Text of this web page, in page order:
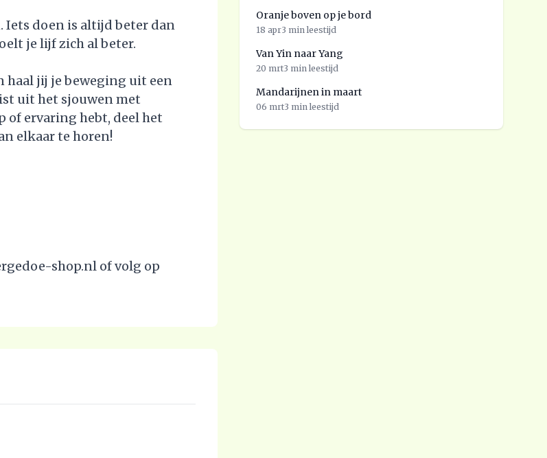
doen is altijd beter dan
je lijf zich al beter.
haal jij je beweging uit een
uit het sjouwen met
of ervaring hebt, deel het
elkaar te horen!
shop.nl of volg op
Oranje boven op je bord
18 apr3 min leestijd
Van Yin naar Yang
20 mrt3 min leestijd
Mandarijnen in maart
06 mrt3 min leestijd